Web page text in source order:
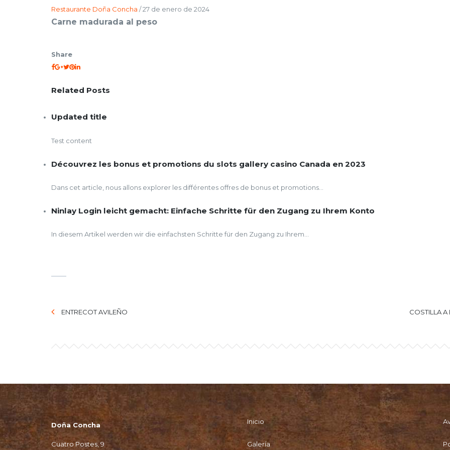
Restaurante Doña Concha /27 de enero de 2024
Carne madurada al peso
Share
Related Posts
Updated title
Test content
Découvrez les bonus et promotions du slots gallery casino Canada en 2023
Dans cet article, nous allons explorer les différentes offres de bonus et promotions...
Ninlay Login leicht gemacht: Einfache Schritte für den Zugang zu Ihrem Konto
In diesem Artikel werden wir die einfachsten Schritte für den Zugang zu Ihrem...
ENTRECOT AVILEÑO COSTILLA A
Doña Concha
Cuatro Postes, 9
Inicio
Galería